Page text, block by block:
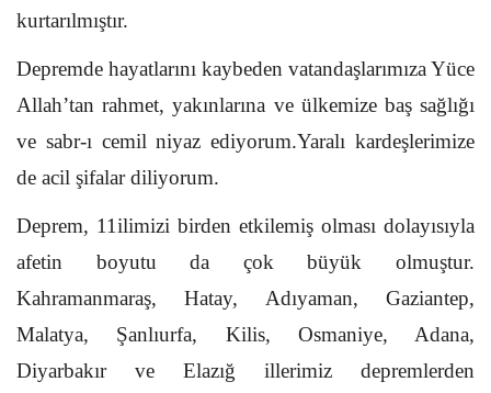
kurtarılmıştır.
Depremde hayatlarını kaybeden vatandaşlarımıza Yüce
Allah’tan rahmet, yakınlarına ve ülkemize baş sağlığı
ve sabr-ı cemil niyaz ediyorum.Yaralı kardeşlerimize
de acil şifalar diliyorum.
Deprem, 11ilimizi birden etkilemiş olması dolayısıyla
afetin boyutu da çok büyük olmuştur.
Kahramanmaraş, Hatay, Adıyaman, Gaziantep,
Malatya, Şanlıurfa, Kilis, Osmaniye, Adana,
Diyarbakır ve Elazığ illerimiz depremlerden